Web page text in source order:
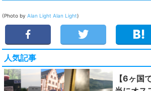
(Photo by Alan Light Alan Light)
人気記事
【6ヶ国